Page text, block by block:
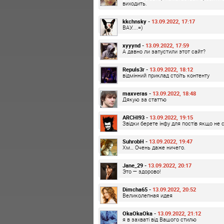
виходить.
kkchnsky - 13.09.2022, 17:17
ВАУ....=)
xyyynd - 13.09.2022, 17:59
А давно ли запустили этот сайт?
Repuls3r - 13.09.2022, 18:12
відмінний приклад стоїть контенту
maxveras - 13.09.2022, 18:48
Дякую за статтю
ARCHI93 - 13.09.2022, 19:15
Звідки берете інфу для постів якщо не
SuhrobH - 13.09.2022, 19:47
Хм… Очень даже ничего.
Jane_29 - 13.09.2022, 20:17
Это — здорово!
Dimcha65 - 13.09.2022, 20:52
Великолепная идея
OkaOkaOka - 13.09.2022, 21:12
я в захваті від Вашого стилю